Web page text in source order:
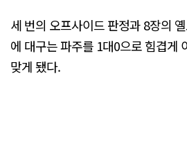
세 번의 오프사이드 판정과 8장의
에 대구는 파주를 1대0으로 힘겹게
맞게 됐다.